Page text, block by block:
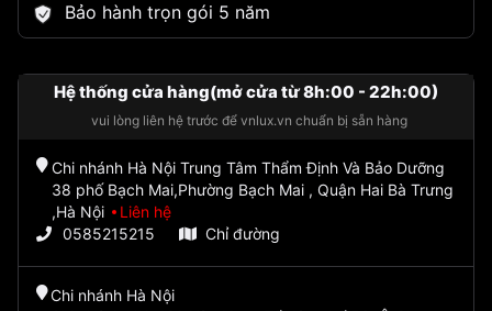
Bảo hành trọn gói 5 năm
Hệ thống cửa hàng(mở cửa từ 8h:00 - 22h:00)
vui lòng liên hệ trước để vnlux.vn chuẩn bị sẵn hàng
Chi nhánh Hà Nội Trung Tâm Thẩm Định Và Bảo Dưỡng
38 phố Bạch Mai,Phường Bạch Mai , Quận Hai Bà Trưng
,Hà Nội
Liên hệ
0585215215
Chỉ đường
Chi nhánh Hà Nội